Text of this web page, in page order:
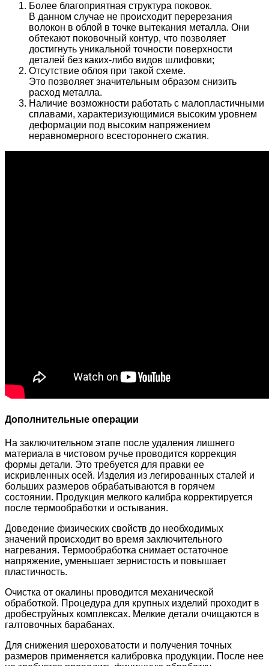
Более благоприятная структура поковок.
В данном случае не происходит перерезания
волокон в облой в точке вытекания металла. Они
обтекают поковочный контур, что позволяет
достигнуть уникальной точности поверхности
деталей без каких-либо видов шлифовки;
Отсутствие облоя при такой схеме.
Это позволяет значительным образом снизить
расход металла.
Наличие возможности работать с малопластичными
сплавами, характеризующимися высоким уровнем
деформации под высоким напряжением
неравномерного всестороннего сжатия.
Дополнительные операции
На заключительном этапе после удаления лишнего
материала в чистовом ручье проводится коррекция
формы детали. Это требуется для правки ее
искривленных осей. Изделия из легированных сталей и
больших размеров обрабатываются в горячем
состоянии. Продукция мелкого калибра корректируется
после термообработки и остывания.
Доведение физических свойств до необходимых
значений происходит во время заключительного
нагревания. Термообработка снимает остаточное
напряжение, уменьшает зернистость и повышает
пластичность.
Очистка от окалины проводится механической
обработкой. Процедура для крупных изделий проходит в
дробеструйных комплексах. Мелкие детали очищаются в
галтовочных барабанах.
Для снижения шероховатости и получения точных
размеров применяется калибровка продукции. После нее